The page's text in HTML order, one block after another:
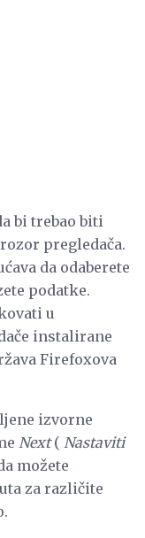
bi trebao biti
pregledača.
da odaberete
podatke.
u
instalirane
Firefoxova
izvorne
Next( Nastaviti
možete
za različite